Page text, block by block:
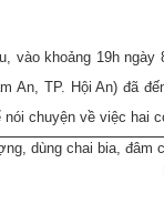
vào khoảng 19h
An, TP. Hội An) đã
chuyện về việc hai